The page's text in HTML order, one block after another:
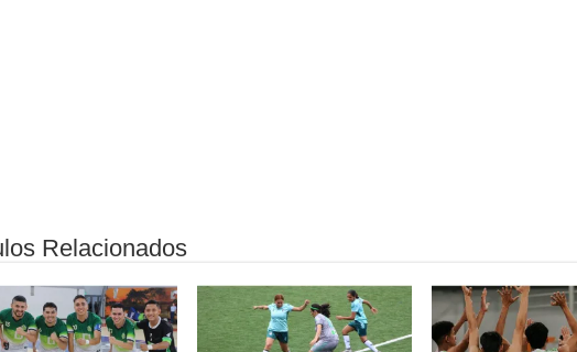
Relacionados